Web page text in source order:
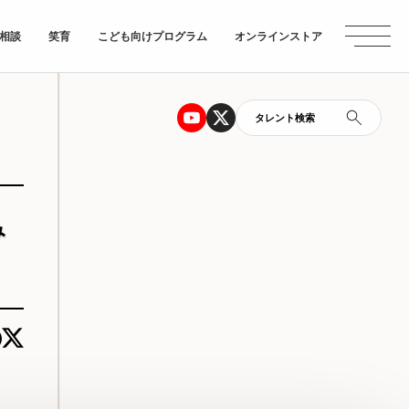
談 笑育 こども向けプログラム オンラインストア
タレント検索